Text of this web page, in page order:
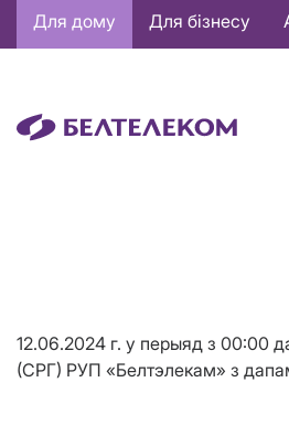
Основная
навигация
Для дому Для бізнесу
12.06.2024 г. у перыяд з 00:00
(СРГ) РУП «Белтэлекам» з